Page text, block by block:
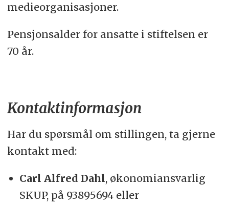
medieorganisasjoner.
Pensjonsalder for ansatte i stiftelsen er
70 år.
Kontaktinformasjon
Har du spørsmål om stillingen, ta gjerne
kontakt med:
Carl Alfred Dahl, økonomiansvarlig
SKUP, på 93895694 eller